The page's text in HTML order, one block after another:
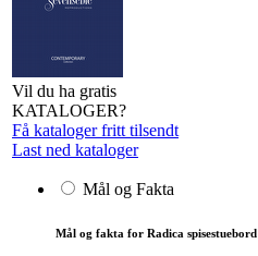
Vil du ha gratis
KATALOGER?
Få kataloger fritt tilsendt
Last ned kataloger
Mål og Fakta
Mål og fakta for Radica spisestuebord